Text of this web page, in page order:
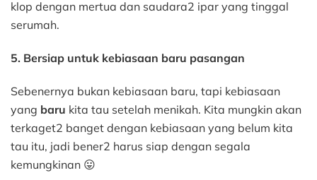
klop dengan mertua dan saudara2 ipar yang tinggal
serumah.
5. Bersiap untuk kebiasaan baru pasangan
Sebenernya bukan kebiasaan baru, tapi kebiasaan
yang baru kita tau setelah menikah. Kita mungkin akan
terkaget2 banget dengan kebiasaan yang belum kita
tau itu, jadi bener2 harus siap dengan segala
kemungkinan 😛